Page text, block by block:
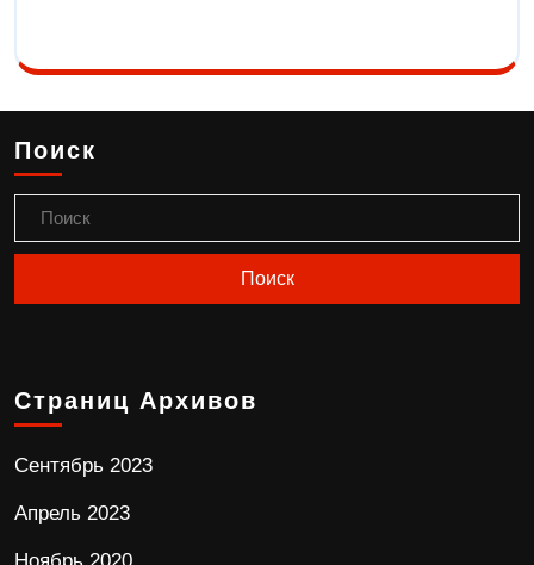
Поиск
Страниц Архивов
Сентябрь 2023
Апрель 2023
Ноябрь 2020